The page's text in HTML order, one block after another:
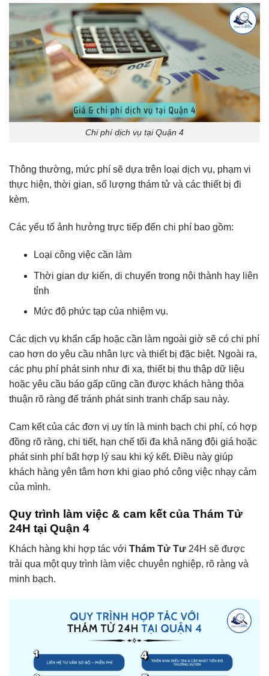
Chi phí dịch vụ tại Quận 4
Thông thường, mức phí sẽ dựa trên loại dịch vụ, phạm vi
thực hiện, thời gian, số lượng thám tử và các thiết bị đi
kèm.
Các yếu tố ảnh hưởng trực tiếp đến chi phí bao gồm:
Loại công việc cần làm
Thời gian dự kiến, di chuyển trong nội thành hay liên
tỉnh
Mức độ phức tạp của nhiệm vụ.
Các dịch vụ khẩn cấp hoặc cần làm ngoài giờ sẽ có chi phí
cao hơn do yêu cầu nhân lực và thiết bị đặc biệt. Ngoài ra,
các phụ phí phát sinh như đi xa, thiết bị thu thập dữ liệu
hoặc yêu cầu báo gấp cũng cần được khách hàng thỏa
thuận rõ ràng để tránh phát sinh tranh chấp sau này.
Cam kết của các đơn vị uy tín là minh bạch chi phí, có hợp
đồng rõ ràng, chi tiết, hạn chế tối đa khả năng đội giá hoặc
phát sinh phí bất hợp lý sau khi ký kết. Điều này giúp
khách hàng yên tâm hơn khi giao phó công việc nhạy cảm
của mình.
Quy trình làm việc & cam kết của Thám Tử
24H tại Quận 4
Khách hàng khi hợp tác với Thám Tử Tư 24H sẽ được
trải qua một quy trình làm việc chuyên nghiệp, rõ ràng và
minh bạch.